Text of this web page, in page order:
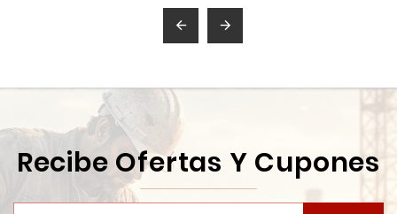
 
Recibe Ofertas Y Cupones